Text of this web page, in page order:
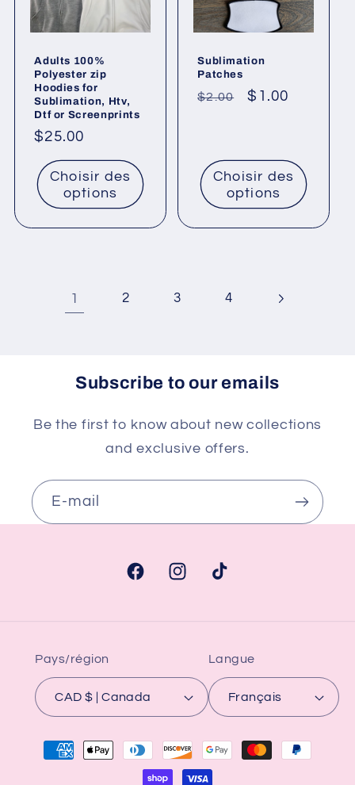
Adults 100%
Polyester zip
Hoodies for
Sublimation, Htv,
Dtf or Screenprints
Prix
habituel
$25.00
Choisir des
options
Sublimation
Patches
Prix
$2.00
Prix
$1.00
Choisir des
options
1 2 3 4
Subscribe to our emails
Be the first to know about new collections
and exclusive offers.
E-mail
FacebookInstagramTikTok
Pays/région
CAD $ | Canada
Langue
Français
Moyens